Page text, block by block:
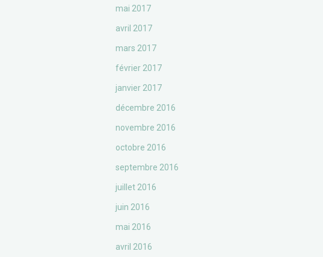
mai 2017
avril 2017
mars 2017
février 2017
janvier 2017
décembre 2016
novembre 2016
octobre 2016
septembre 2016
juillet 2016
juin 2016
mai 2016
avril 2016